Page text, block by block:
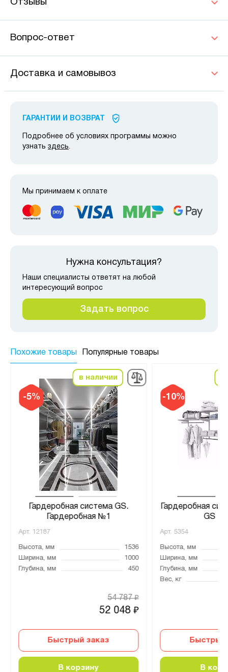
Отзывы
Вопрос-ответ
Доставка и самовывоз
ГАРАНТИИ И ВОЗВРАТ
Подробнее об условиях программы можно
узнать здесь.
Мы принимаем к оплате
Нужна консультация?
Наши специалисты ответят на любой
интересующий вопрос
Задать вопрос
Похожие товары Популярные товары
-5%
в наличии
Гардеробная система GS.
Гардеробная №1
Арт. 12187
Высота, мм
1536
Ширина, мм
1000
Глубина, мм
450
52 048₽
54 787₽
Быстрый заказ
В корзину
-10%
Гардеробная
GS -
Арт. 5354
Высота, мм
Ширина, мм
Глубина, мм
Вес, кг
Быстрый
В